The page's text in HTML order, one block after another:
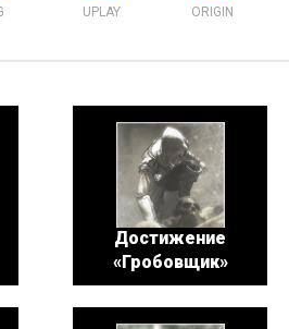
UPLAY ORIGIN
Достижение
«Гробовщик»